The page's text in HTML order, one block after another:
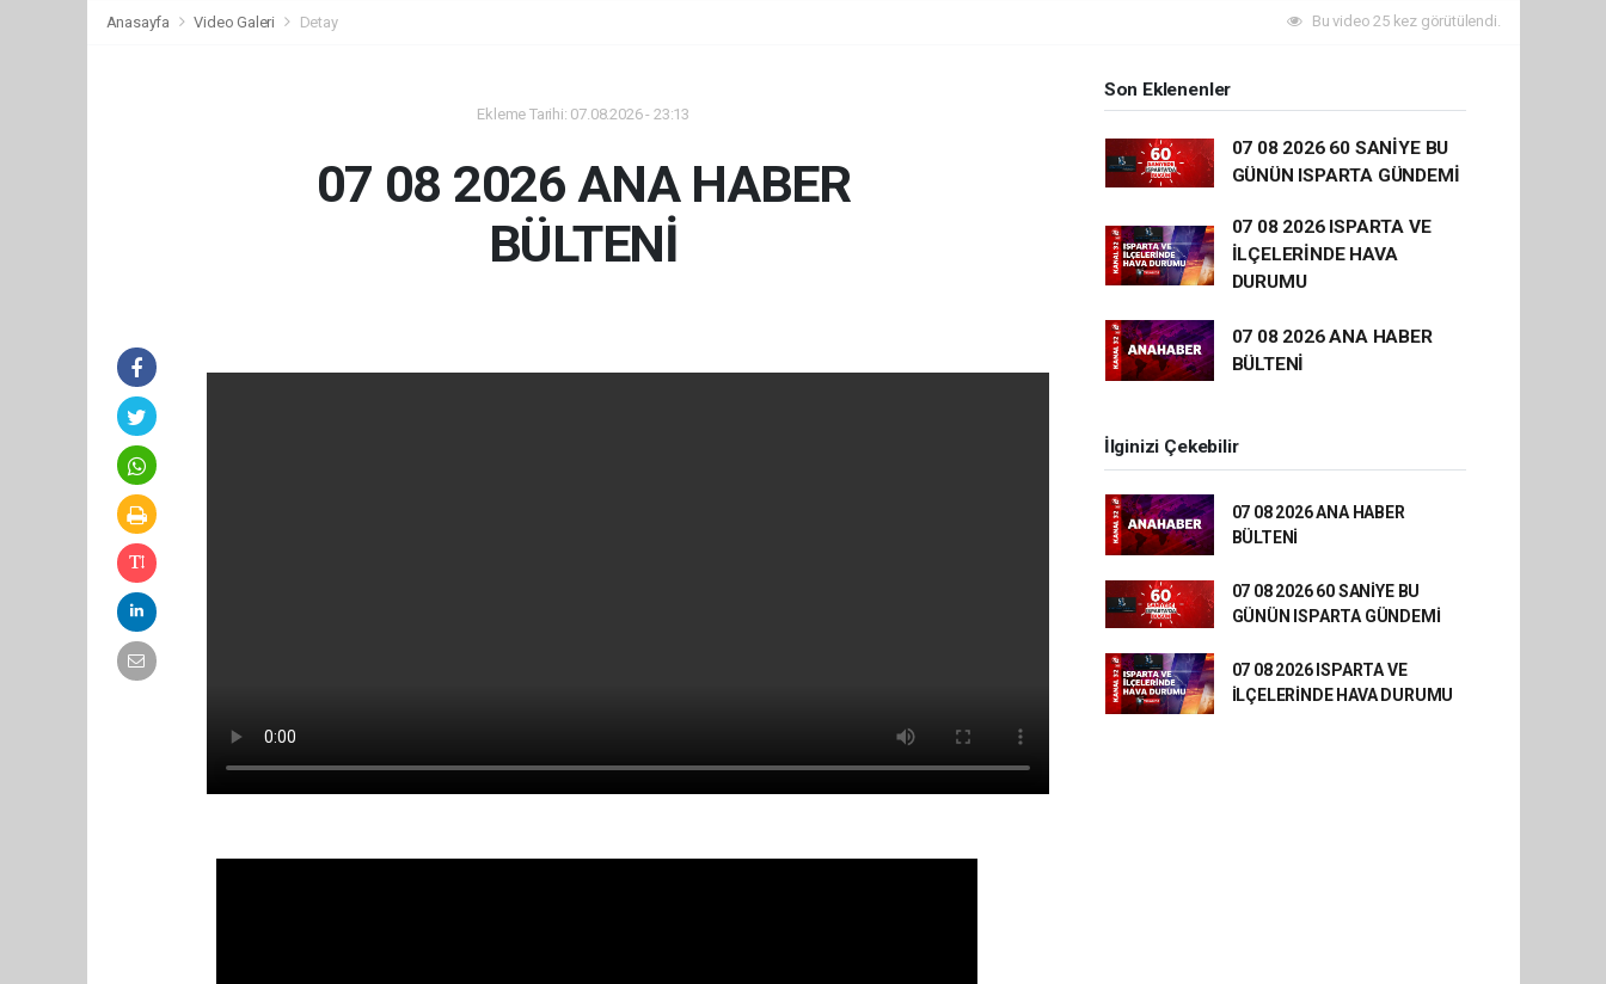
Anasayfa Video Galeri Detay Bu video 25 kez görütülendi.
Ekleme Tarihi: 07.08.2026 - 23:13
07 08 2026 ANA HABER
BÜLTENİ
Son Eklenenler
07 08 2026 60 SANİYE BU
GÜNÜN ISPARTA GÜNDEMİ
07 08 2026 ISPARTA VE
İLÇELERİNDE HAVA
DURUMU
07 08 2026 ANA HABER
BÜLTENİ
İlginizi Çekebilir
07 08 2026 ANA HABER
BÜLTENİ
07 08 2026 60 SANİYE BU
GÜNÜN ISPARTA GÜNDEMİ
07 08 2026 ISPARTA VE
İLÇELERİNDE HAVA DURUMU